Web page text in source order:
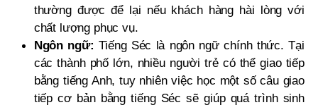
thường được để lại nếu khách hàng hài lòng với
chất lượng phục vụ.
Ngôn ngữ: Tiếng Séc là ngôn ngữ chính thức. Tại
các thành phố lớn, nhiều người trẻ có thể giao tiếp
bằng tiếng Anh, tuy nhiên việc học một số câu giao
tiếp cơ bản bằng tiếng Séc sẽ giúp quá trình sinh